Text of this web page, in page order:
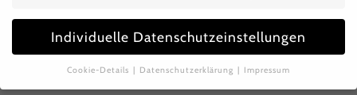
Familie finden.
Individuelle Datenschutzeinstellungen
Cookie-Details Datenschutzerklärung Impressum